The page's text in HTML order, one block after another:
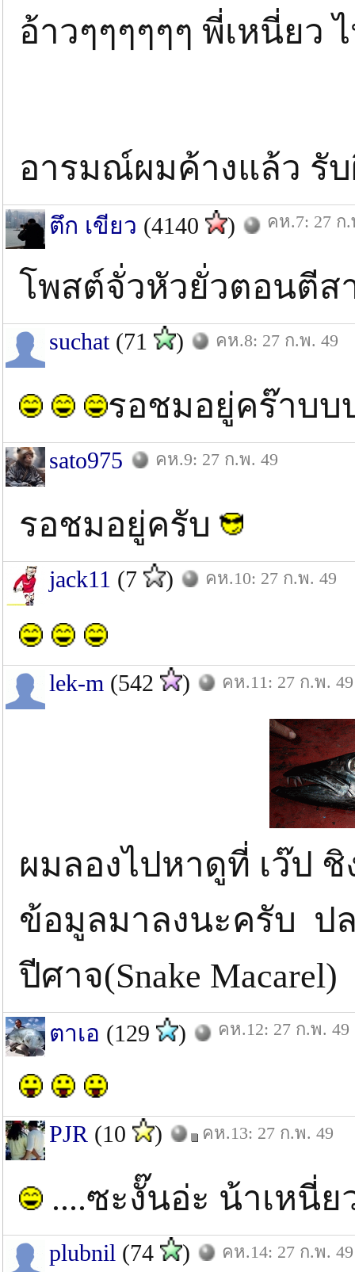
อ้าวๆๆๆๆๆๆ พี่เหนี่ยว
อารมณ์ผมค้างแล้ว รั
ตึก เขียว (4140 ) คห.7: 27 ก.
โพสต์จั่วหัวยั่วตอนตีส
suchat(71 ) คห.8: 27 ก.พ. 49
รอชมอยู่คร๊าบบ
sato975 คห.9: 27 ก.พ. 49
รอชมอยู่ครับ
jack11 (7 ) คห.10: 27 ก.พ. 49
lek-m (542 ) คห.11: 27 ก.พ. 49
ผมลองไปหาดูที่ เว๊ป
ข้อมูลมาลงนะครับ ป
ปีศาจ(Snake
ตาเอ (129 ) คห.12: 27 ก.พ. 49
PJR (10 ) คห.13: 27 ก.พ. 49
....ซะงั๊นอ่ะ น้าเหนี่ย
plubnil (74 ) คห.14: 27 ก.พ. 49